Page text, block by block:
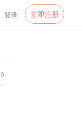
登录 立即注册
0